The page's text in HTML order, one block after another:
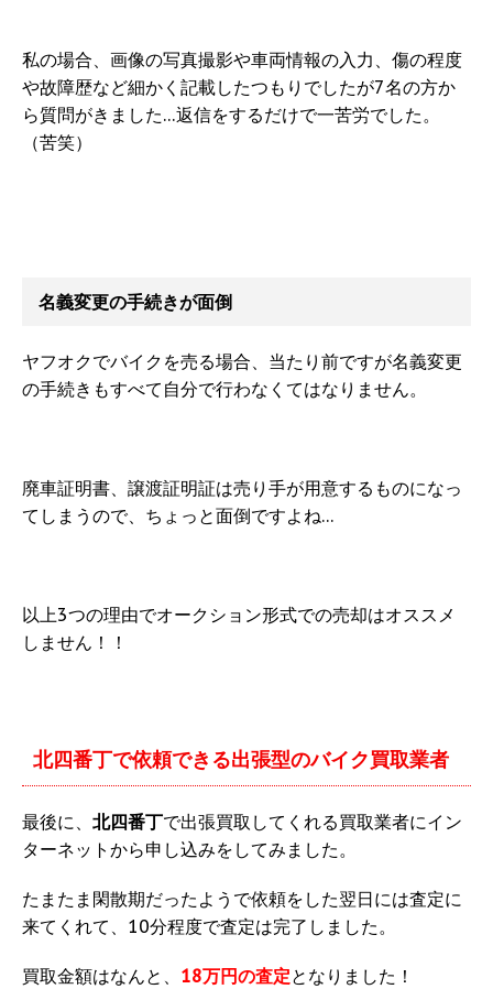
私の場合、画像の写真撮影や車両情報の入力、傷の程度
や故障歴など細かく記載したつもりでしたが7名の方か
ら質問がきました…返信をするだけで一苦労でした。
（苦笑）
名義変更の手続きが面倒
ヤフオクでバイクを売る場合、当たり前ですが名義変更
の手続きもすべて自分で行わなくてはなりません。
廃車証明書、譲渡証明証は売り手が用意するものになっ
てしまうので、ちょっと面倒ですよね…
以上3つの理由でオークション形式での売却はオススメ
しません！！
北四番丁で依頼できる出張型のバイク買取業者
最後に、 北四番丁で出張買取してくれる買取業者にイン
ターネットから申し込みをしてみました。
たまたま閑散期だったようで依頼をした翌日には査定に
来てくれて、10分程度で査定は完了しました。
買取金額はなんと、 18万円の査定となりました！